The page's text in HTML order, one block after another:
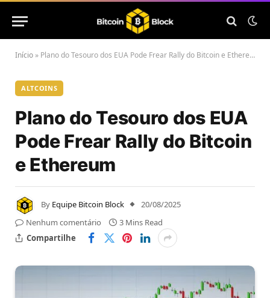
Início » Plano do Tesouro dos EUA Pode Frear Rally do Bitcoin e Ethereum
ALTCOINS
Plano do Tesouro dos EUA
Pode Frear Rally do Bitcoin
e Ethereum
By Equipe Bitcoin Block
20/08/2025
Nenhum comentário
3 Mins Read
Compartilhe